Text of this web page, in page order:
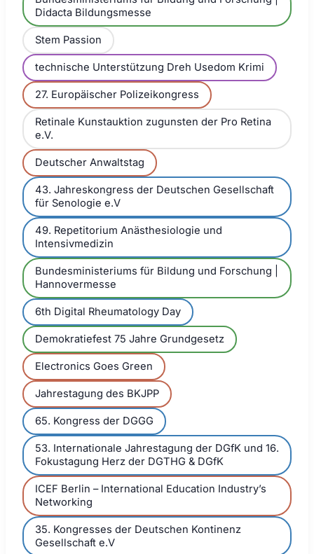
Didacta Bildungsmesse
Stem Passion
technische Unterstützung Dreh Usedom Krimi
27. Europäischer Polizeikongress
Retinale Kunstauktion zugunsten der Pro Retina
e.V.
Deutscher Anwaltstag
43. Jahreskongress der Deutschen Gesellschaft
für Senologie e.V
49. Repetitorium Anästhesiologie und
Intensivmedizin
Bundesministeriums für Bildung und Forschung |
Hannovermesse
6th Digital Rheumatology Day
Demokratiefest 75 Jahre Grundgesetz
Electronics Goes Green
Jahrestagung des BKJPP
65. Kongress der DGGG
53. Internationale Jahrestagung der DGfK und 16.
Fokustagung Herz der DGTHG & DGfK
ICEF Berlin – International Education Industry’s
Networking
35. Kongresses der Deutschen Kontinenz
Gesellschaft e.V